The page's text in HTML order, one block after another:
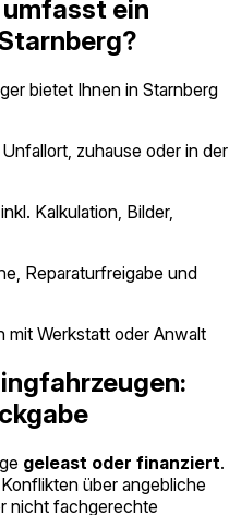
ein
bietet Ihnen in Starnberg
zuhause oder in der
Kalkulation, Bilder,
Reparaturfreigabe und
mit Werkstatt oder Anwalt
geleast oder finanziert.
über angebliche
nicht fachgerechte